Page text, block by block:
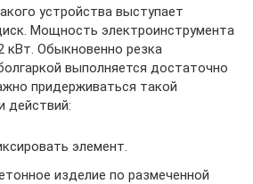
устройства выступает
Мощность электроинструмента
Обыкновенно резка
выполняется достаточно
придерживаться такой
действий:
элемент.
изделие по размеченной